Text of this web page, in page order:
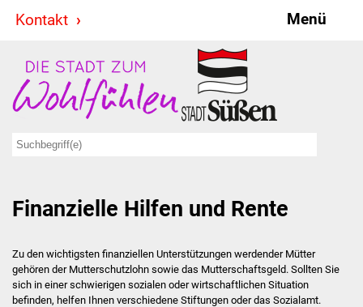
Kontakt Menü
Stadt & Politik
Bürgermeister
Ausschüsse
Ratsinformationssystem
Jugendbeirat
Finanzielle Hilfen und Rente
Zu den wichtigsten finanziellen Unterstützungen werdender Mütter
gehören der Mutterschutzlohn sowie das Mutterschaftsgeld. Sollten Sie
sich in einer schwierigen sozialen oder wirtschaftlichen Situation
befinden, helfen Ihnen verschiedene Stiftungen oder das Sozialamt.